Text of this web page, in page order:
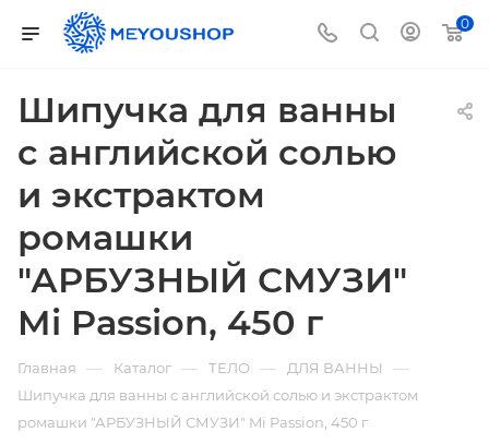
0
Шипучка для ванны
с английской солью
и экстрактом
ромашки
"АРБУЗНЫЙ СМУЗИ"
Mi Passion, 450 г
Главная — Каталог — ТЕЛО — ДЛЯ ВАННЫ —
Шипучка для ванны с английской солью и экстрактом
ромашки "АРБУЗНЫЙ СМУЗИ" Mi Passion, 450 г